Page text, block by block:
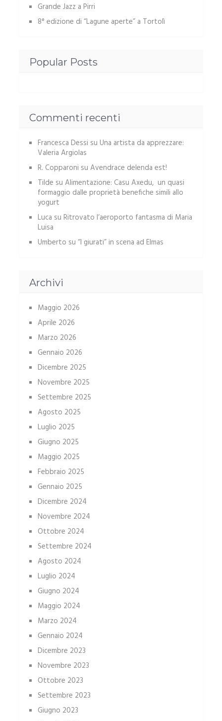
Grande Jazz a Pirri
8° edizione di “Lagune aperte” a Tortolì
Popular Posts
Commenti recenti
Francesca Dessi su Una artista da apprezzare:
Valeria Argiolas
R. Copparoni su Avendrace delenda est!
Tilde su Alimentazione: Casu Axedu, un quasi
formaggio dalle proprietà benefiche simili allo
yogurt
Luca su Ritrovato l’aeroporto fantasma di Maria
Luisa
Umberto su “I giurati” in scena ad Elmas
Archivi
Maggio 2026
Aprile 2026
Marzo 2026
Gennaio 2026
Dicembre 2025
Novembre 2025
Settembre 2025
Agosto 2025
Luglio 2025
Giugno 2025
Maggio 2025
Febbraio 2025
Gennaio 2025
Dicembre 2024
Novembre 2024
Ottobre 2024
Settembre 2024
Agosto 2024
Luglio 2024
Giugno 2024
Maggio 2024
Marzo 2024
Gennaio 2024
Dicembre 2023
Novembre 2023
Ottobre 2023
Settembre 2023
Giugno 2023